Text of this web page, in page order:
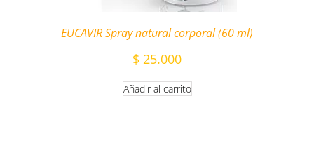
EUCAVIR Spray natural corporal (60 ml)
$ 25.000
Añadir al carrito